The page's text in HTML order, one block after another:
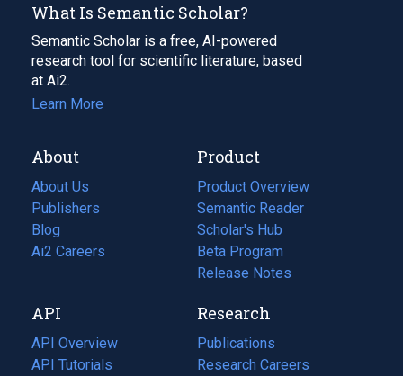
What Is Semantic Scholar?
Semantic Scholar is a free, AI-powered
research tool for scientific literature, based
at Ai2.
Learn More
About
About Us
Publishers
Blog
(opens
in
tab)
Ai2 Careers
(opens
new
tab)
Product
Product Overview
Semantic Reader
Scholar's Hub
Beta Program
Release Notes
API
API Overview
API Tutorials
Research
Publications
(opens
in
Research Careers
(opens